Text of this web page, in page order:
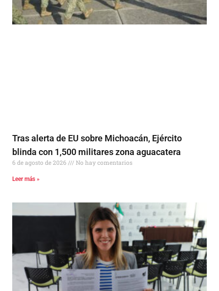
Tras alerta de EU sobre Michoacán, Ejército
blinda con 1,500 militares zona aguacatera
6 de agosto de 2026 No hay comentarios
Leer más »